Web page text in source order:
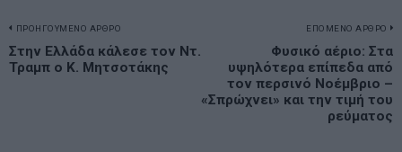
Πλοήγηση
άρθρων
ΠΡΟΗΓΟΥΜΕΝΟ ΑΡΘΡΟ
Previous
post:
Στην Ελλάδα κάλεσε τον Ντ.
Τραμπ ο Κ. Μητσοτάκης
ΕΠΟΜΕΝΟ ΑΡΘΡΟ
Φυσικό αέριο: Στα
υψηλότερα επίπεδα από
τον περσινό Νοέμβριο –
«Σπρώχνει» και την τιμή του
ρεύματος